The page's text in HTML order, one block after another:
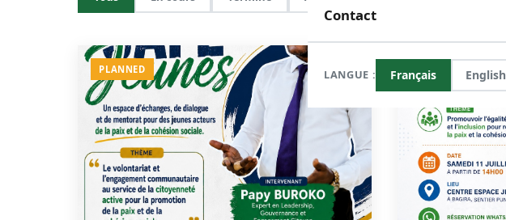
Organes de gestion
Formations
Nouvelles & Histoires
Rapports
Contact
LANGUE : Français English
PLANNED COMPLETED